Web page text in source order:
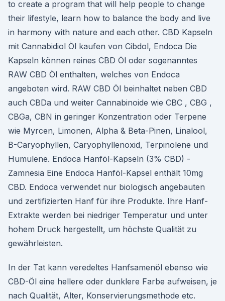
to create a program that will help people to change
their lifestyle, learn how to balance the body and live
in harmony with nature and each other. CBD Kapseln
mit Cannabidiol Öl kaufen von Cibdol, Endoca Die
Kapseln können reines CBD Öl oder sogenanntes
RAW CBD Öl enthalten, welches von Endoca
angeboten wird. RAW CBD Öl beinhaltet neben CBD
auch CBDa und weiter Cannabinoide wie CBC , CBG ,
CBGa, CBN in geringer Konzentration oder Terpene
wie Myrcen, Limonen, Alpha & Beta-Pinen, Linalool,
B-Caryophyllen, Caryophyllenoxid, Terpinolene und
Humulene. Endoca Hanföl-Kapseln (3% CBD) -
Zamnesia Eine Endoca Hanföl-Kapsel enthält 10mg
CBD. Endoca verwendet nur biologisch angebauten
und zertifizierten Hanf für ihre Produkte. Ihre Hanf-
Extrakte werden bei niedriger Temperatur und unter
hohem Druck hergestellt, um höchste Qualität zu
gewährleisten.
In der Tat kann veredeltes Hanfsamenöl ebenso wie
CBD-Öl eine hellere oder dunklere Farbe aufweisen, je
nach Qualität, Alter, Konservierungsmethode etc.